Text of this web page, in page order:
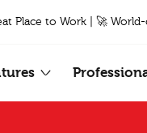
Place to Work | 🚀